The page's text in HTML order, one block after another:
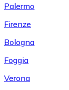
Palermo
Firenze
Bologna
Foggia
Verona